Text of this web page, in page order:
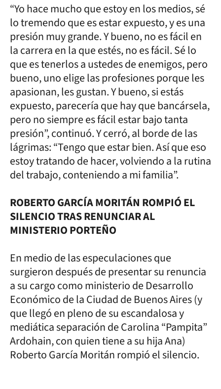
“Yo hace mucho que estoy en los medios, sé
lo tremendo que es estar expuesto, y es una
presión muy grande. Y bueno, no es fácil en
la carrera en la que estés, no es fácil. Sé lo
que es tenerlos a ustedes de enemigos, pero
bueno, uno elige las profesiones porque les
apasionan, les gustan. Y bueno, si estás
expuesto, parecería que hay que bancársela,
pero no siempre es fácil estar bajo tanta
presión”, continuó. Y cerró, al borde de las
lágrimas: “Tengo que estar bien. Así que eso
estoy tratando de hacer, volviendo a la rutina
del trabajo, conteniendo a mi familia”.
ROBERTO GARCÍA MORITÁN ROMPIÓ EL
SILENCIO TRAS RENUNCIAR AL
MINISTERIO PORTEÑO
En medio de las especulaciones que
surgieron después de presentar su renuncia
a su cargo como ministerio de Desarrollo
Económico de la Ciudad de Buenos Aires (y
que llegó en pleno de su escandalosa y
mediática separación de Carolina “Pampita”
Ardohain, con quien tiene a su hija Ana)
Roberto García Moritán rompió el silencio.